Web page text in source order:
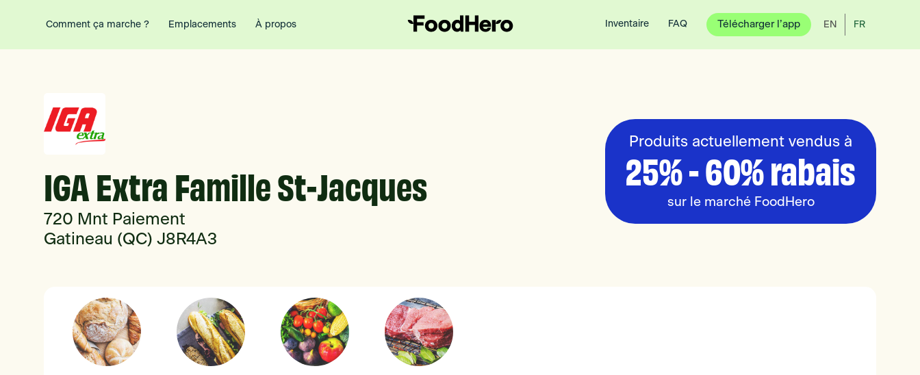
Comment ça marche ? Emplacements À propos Inventaire FAQ Télécharger l’app EN FR
IGA Extra Famille St-Jacques
720 Mnt Paiement
Gatineau (QC) J8R4A3
Produits actuellement vendus à
25% - 60% rabais
sur le marché FoodHero